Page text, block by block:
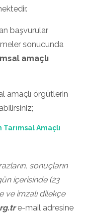
başvurular
sonucunda
amaçlı
amaçlı örgütlerin
Tarımsal Amaçlı
sonuçların
içerisinde (23
ve imzalı dilekçe
e-mail adresine